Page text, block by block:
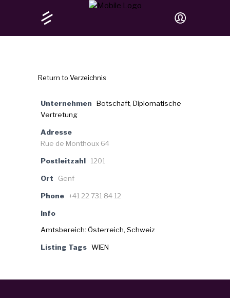
Return to Verzeichnis
Unternehmen Botschaft Diplomatische
Vertretung
Adresse
Rue de Monthoux 64
Postleitzahl 1201
Ort Genf
Phone +41 22 731 84 12
Info
Amtsbereich: Österreich, Schweiz
Listing Tags WIEN